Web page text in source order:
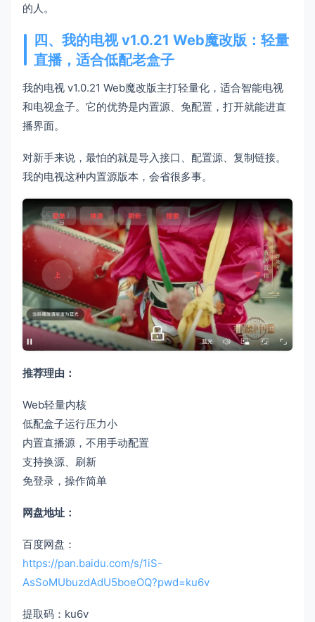
的人。
四、我的电视 v1.0.21 Web魔改版：轻量
直播，适合低配老盒子
我的电视 v1.0.21 Web魔改版主打轻量化，适合智能电视
和电视盒子。它的优势是内置源、免配置，打开就能进直
播界面。
对新手来说，最怕的就是导入接口、配置源、复制链接。
我的电视这种内置源版本，会省很多事。
推荐理由：
Web轻量内核
低配盒子运行压力小
内置直播源，不用手动配置
支持换源、刷新
免登录，操作简单
网盘地址：
百度网盘：
https://pan.baidu.com/s/1iS-
AsSoMUbuzdAdU5boeOQ?pwd=ku6v
提取码：ku6v